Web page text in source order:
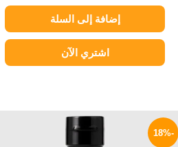
إضافة إلى السلة
اشتري الآن
-18%
السعر
الأصلي